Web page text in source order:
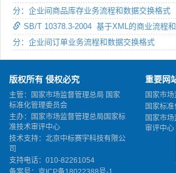
分：企业间商品库存业务流程和数据交换格式
SB/T 10378.3-2004 基于XML的商业流程
分：企业间订单业务流程和数据交换格式
版权所有 侵权必究
主管：国家市场监督管理总局 国家
标准化管理委员会
主办：国家市场监督管理总局国家标
准技术审评中心
技术支持：北京中标赛宇科技有限公
司
支持电话：010-82261054
重要网
国家市
国家标
国家市
审评中心